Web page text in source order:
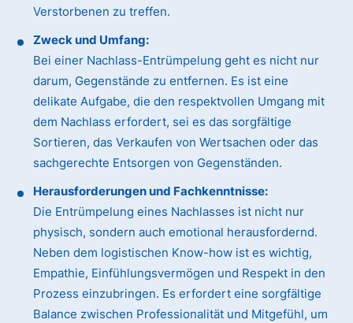
Verstorbenen zu treffen.
Zweck und Umfang:
Bei einer Nachlass-Entrümpelung geht es nicht nur
darum, Gegenstände zu entfernen. Es ist eine
delikate Aufgabe, die den respektvollen Umgang mit
dem Nachlass erfordert, sei es das sorgfältige
Sortieren, das Verkaufen von Wertsachen oder das
sachgerechte Entsorgen von Gegenständen.
Herausforderungen und Fachkenntnisse:
Die Entrümpelung eines Nachlasses ist nicht nur
physisch, sondern auch emotional herausfordernd.
Neben dem logistischen Know-how ist es wichtig,
Empathie, Einfühlungsvermögen und Respekt in den
Prozess einzubringen. Es erfordert eine sorgfältige
Balance zwischen Professionalität und Mitgefühl, um